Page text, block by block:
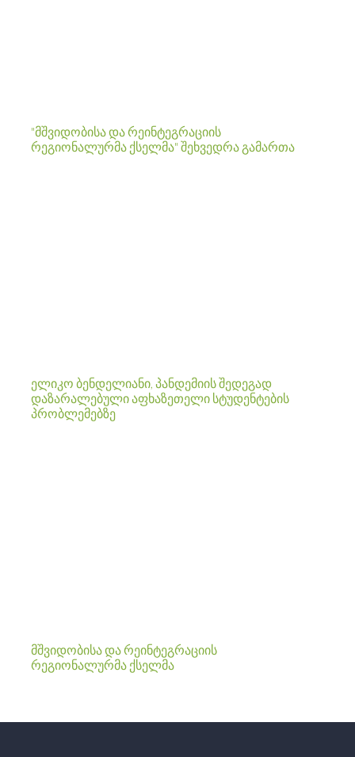
"მშვიდობისა და რეინტეგრაციის
რეგიონალურმა ქსელმა" შეხვედრა გამართა
ელიკო ბენდელიანი, პანდემიის შედეგად
დაზარალებული აფხაზეთელი სტუდენტების
პრობლემებზე
მშვიდობისა და რეინტეგრაციის
რეგიონალურმა ქსელმა